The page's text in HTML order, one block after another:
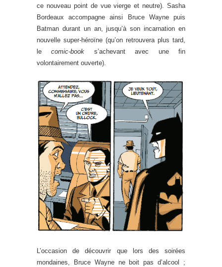
ce nouveau point de vue vierge et neutre). Sasha
Bordeaux accompagne ainsi Bruce Wayne puis
Batman durant un an, jusqu’à son incarnation en
nouvelle super-héroïne (qu’on retrouvera plus tard,
lecomic-book s’achevant avec une fin
volontairement ouverte).
L’occasion de découvrir que lors des soirées
mondaines, Bruce Wayne ne boit pas d’alcool ;